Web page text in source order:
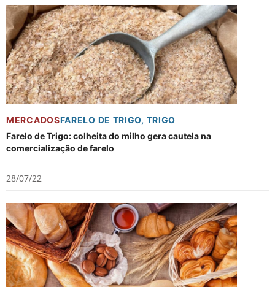
MERCADOSFARELO DE TRIGO, TRIGO
Farelo de Trigo: colheita do milho gera cautela na
comercialização de farelo
28/07/22